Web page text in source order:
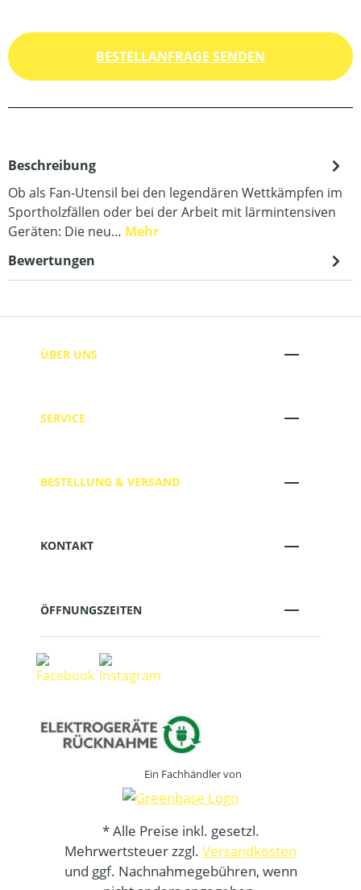
BESTELLANFRAGE SENDEN
Beschreibung
Ob als Fan-Utensil bei den legendären Wettkämpfen im
Sportholzfällen oder bei der Arbeit mit lärmintensiven
Geräten: Die neu… Mehr
Bewertungen
ÜBER UNS
SERVICE
BESTELLUNG & VERSAND
KONTAKT
ÖFFNUNGSZEITEN
Ein Fachhändler von
* Alle Preise inkl. gesetzl.
Mehrwertsteuer zzgl. Versandkosten
und ggf. Nachnahmegebühren, wenn